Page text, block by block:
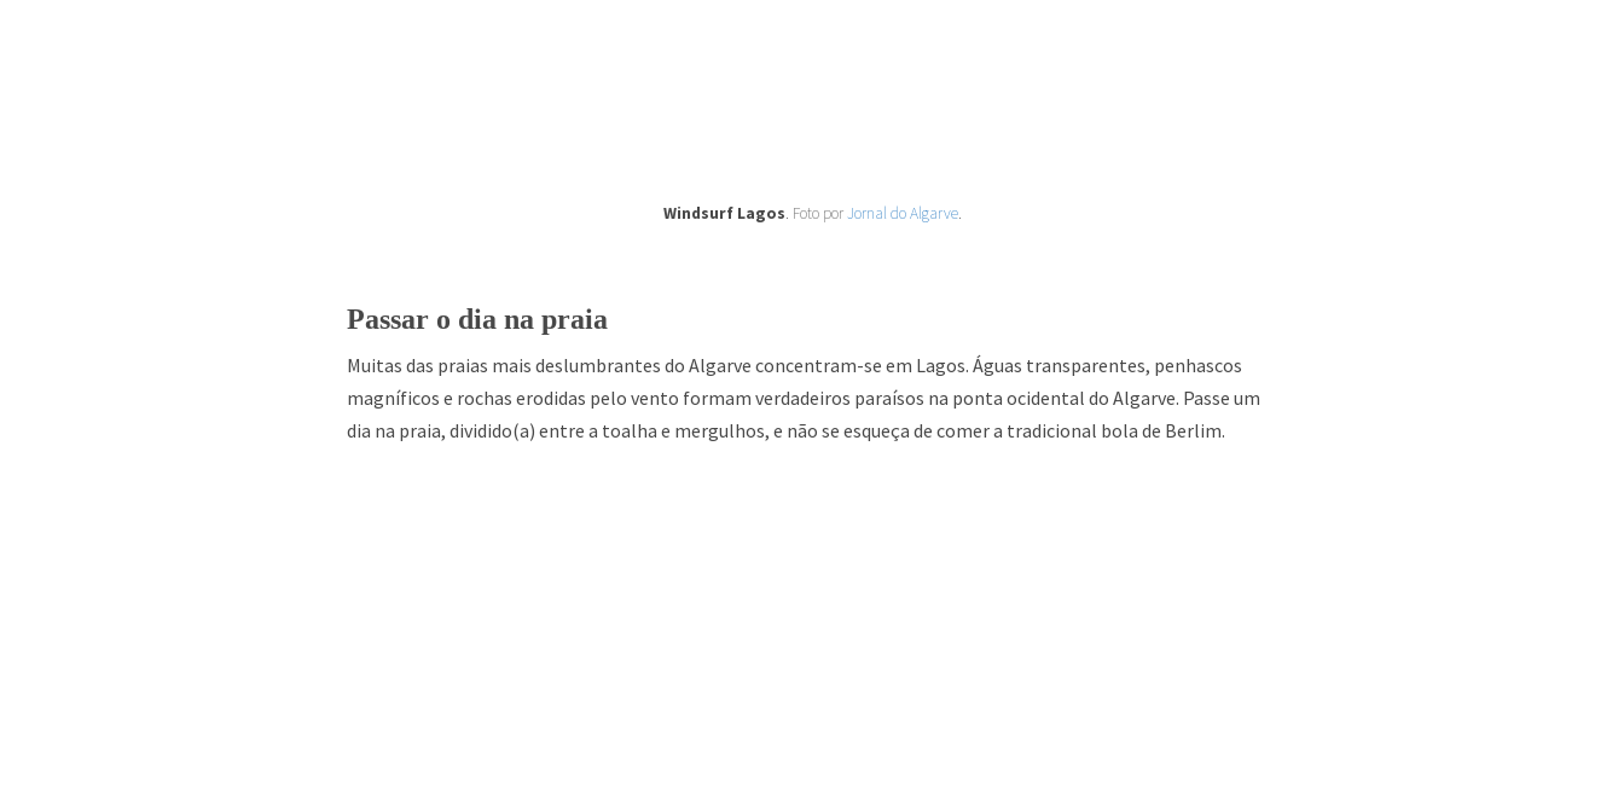
Windsurf Lagos. Foto porJornal do Algarve.
Passar o dia na praia
Muitas das praias mais deslumbrantes do Algarve concentram-se em Lagos. Águas transparentes, penhascos
magníficos e rochas erodidas pelo vento formam verdadeiros paraísos na ponta ocidental do Algarve. Passe um
dia na praia, dividido(a) entre a toalha e mergulhos, e não se esqueça de comer a tradicional bola de Berlim.